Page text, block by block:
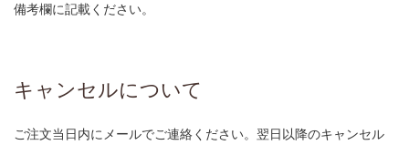
備考欄に記載ください。
キャンセルについて
ご注文当日内にメールでご連絡ください。翌日以降のキャンセル